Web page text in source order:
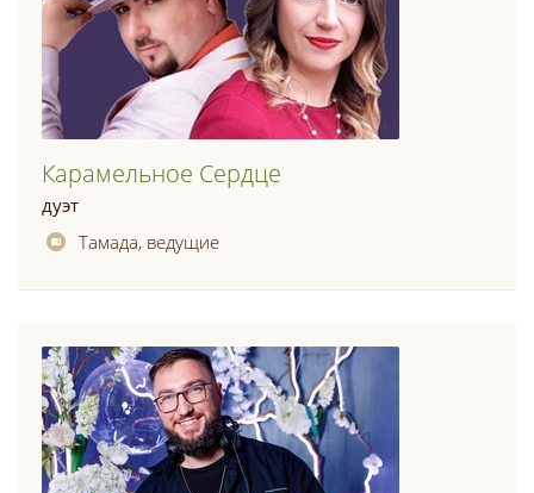
Карамельное Сердце
дуэт
Тамада, ведущие